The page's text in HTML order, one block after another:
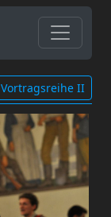
Vortragsreihe II